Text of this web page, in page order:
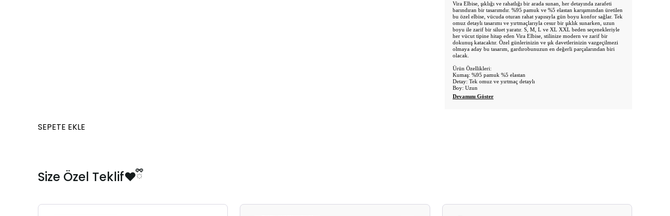
Vira Elbise, şıklığı ve rahatlığı bir arada sunan, her detayında zarafeti
barındıran bir tasarımdır. %95 pamuk ve %5 elastan karışımından üretilen
bu özel elbise, vücuda oturan rahat yapısıyla gün boyu konfor sağlar. Tek
omuz detaylı tasarımı ve yırtmaçlarıyla cesur bir şıklık sunarken, uzun
boyu ile zarif bir siluet yaratır. S, M, L ve XL XXL beden seçenekleriyle
her vücut tipine hitap eden Vira Elbise, stilinize modern ve zarif bir
dokunuş katacaktır. Özel günlerinizin ve şık davetlerinizin vazgeçilmezi
olmaya aday bu tasarım, gardırobunuzun en değerli parçalarından biri
olacak.
Ürün Özellikleri:
Kumaş: %95 pamuk %5 elastan
Detay: Tek omuz ve yırtmaç detaylı
Boy: Uzun
Devamını Göster
SEPETE EKLE
Size Özel Teklif❤️ྀི